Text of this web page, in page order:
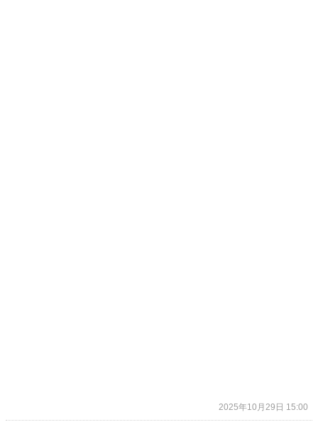
2025年10月29日 15:00